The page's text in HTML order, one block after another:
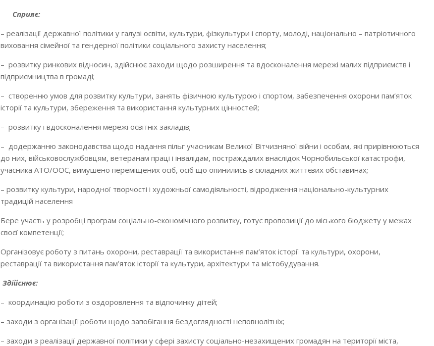
Сприяє:
– реалізації державної політики у галузі освіти, культури, фізкультури і спорту, молоді, національно – патріотичного
виховання сімейної та гендерної політики соціального захисту населення;
– розвитку ринкових відносин, здійснює заходи щодо розширення та вдосконалення мережі малих підприємств і
підприємництва в громаді;
– створенню умов для розвитку культури, занять фізичною культурою і спортом, забезпечення охорони пам’яток
історії та культури, збереження та використання культурних цінностей;
– розвитку і вдосконалення мережі освітніх закладів;
– додержанню законодавства щодо надання пільг учасникам Великої Вітчизняної війни і особам, які прирівнюються
до них, військовослужбовцям, ветеранам праці і інвалідам, постраждалих внаслідок Чорнобильської катастрофи,
учасника АТО/ООС, вимушено переміщених осіб, осіб що опинились в складних життєвих обставинах;
– розвитку культури, народної творчості і художньої самодіяльності, відродження національно-культурних
традицій населення
Бере участь у розробці програм соціально-економічного розвитку, готує пропозиції до міського бюджету у межах
своєї компетенції;
Організовує роботу з питань охорони, реставрації та використання пам’яток історії та культури, охорони,
реставрації та використання пам’яток історії та культури, архітектури та містобудування.
Здійснює:
– координацію роботи з оздоровлення та відпочинку дітей;
– заходи з організації роботи щодо запобігання бездоглядності неповнолітніх;
– заходи з реалізації державної політики у сфері захисту соціально-незахищених громадян на території міста,